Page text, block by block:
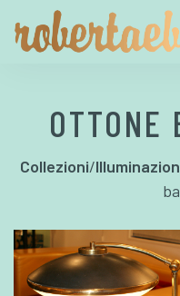
OTTONE
Collezioni/